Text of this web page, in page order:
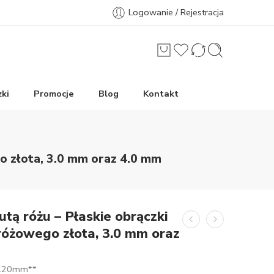
Logowanie / Rejestracja
Promocje Blog Kontakt
złota, 3.0 mm oraz 4.0 mm
różu – Płaskie obrączki
złota, 3.0 mm oraz